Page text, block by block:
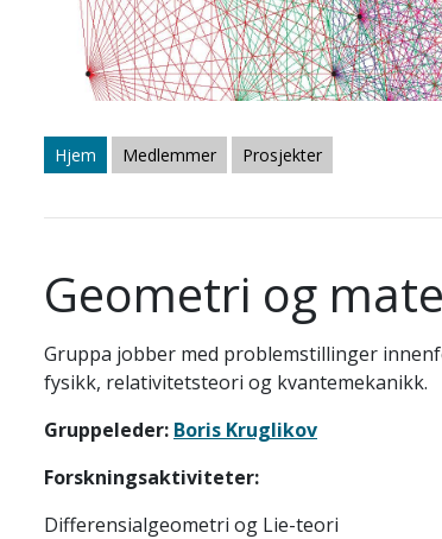
Hjem Medlemmer Prosjekter
Geometri og
Gruppa jobber med problemstillinger
fysikk, relativitetsteori og kvantemekanikk.
Gruppeleder: Boris Kruglikov
Forskningsaktiviteter:
Differensialgeometri og Lie-teori